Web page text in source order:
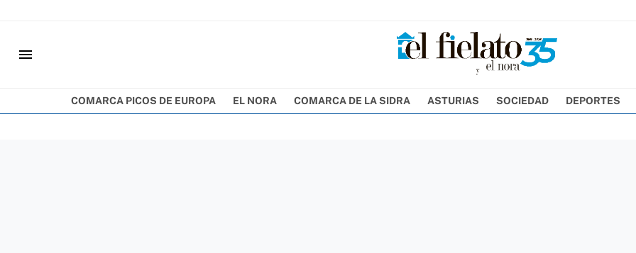
menu
COMARCA PICOS DE EUROPA EL NORA COMARCA DE LA SIDRA ASTURIAS SOCIEDAD DEPORTES